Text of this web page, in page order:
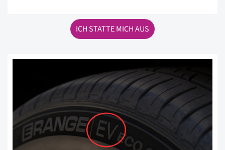
ICH STATTE MICH AUS